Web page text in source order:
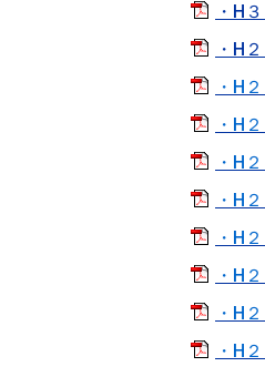
・H
・H
・H
・H
・H
・H
・H
・H
・H
・H